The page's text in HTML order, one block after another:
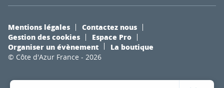
© Côte d'Azur France - 2026
Mentions légales
Contactez nous
Gestion des cookies
Espace Pro
Organiser un évènement
La boutique